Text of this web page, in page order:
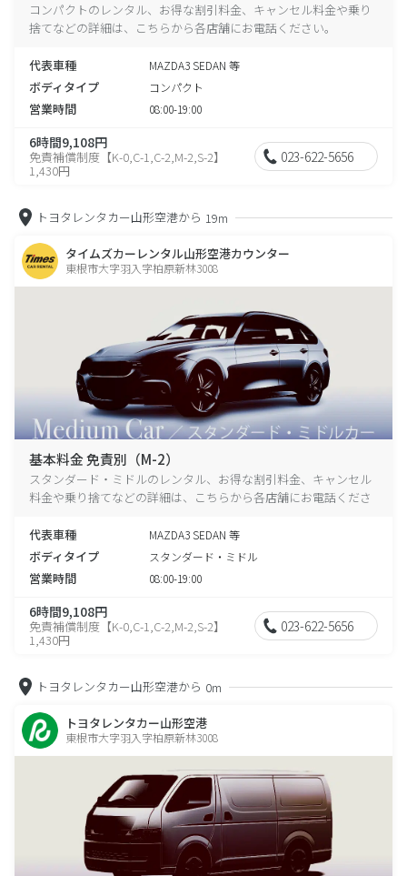
コンパクトのレンタル、お得な割引料金、キャンセル料金や乗り
捨てなどの詳細は、こちらから各店舗にお電話ください。
代表車種 MAZDA3 SEDAN 等
ボディタイプ コンパクト
営業時間 08:00-19:00
6時間9,108円
免責補償制度【K-0,C-1,C-2,M-2,S-2】
1,430円
023-622-5656
トヨタレンタカー山形空港から 19m
タイムズカーレンタル山形空港カウンター
東根市大字羽入字柏原新林3008
基本料金 免責別（M-2）
スタンダード・ミドルのレンタル、お得な割引料金、キャンセル
料金や乗り捨てなどの詳細は、こちらから各店舗にお電話くださ
代表車種
MAZDA3 SEDAN 等
ボディタイプ スタンダード・ミドル
営業時間 08:00-19:00
6時間9,108円
免責補償制度【K-0,C-1,C-2,M-2,S-2】
1,430円
023-622-5656
トヨタレンタカー山形空港から 0m
トヨタレンタカー山形空港
東根市大字羽入字柏原新林3008